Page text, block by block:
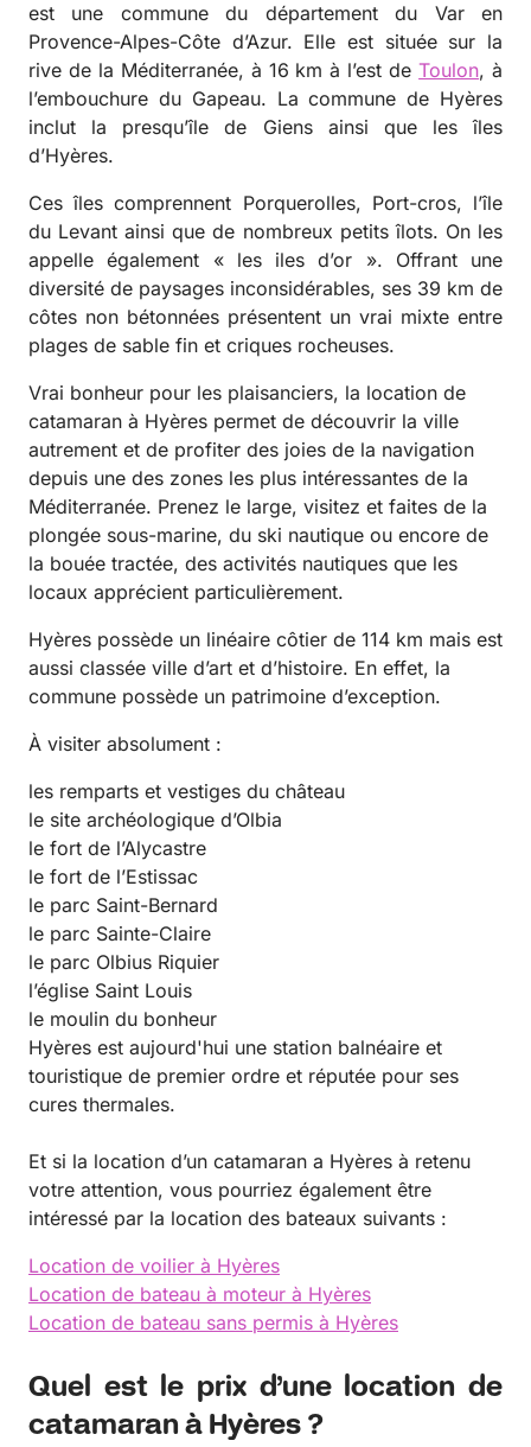
est une commune du département du Var en
Provence-Alpes-Côte d’Azur. Elle est située sur la
rive de la Méditerranée, à 16 km à l’est deToulon, à
l’embouchure du Gapeau. La commune de Hyères
inclut la presqu’île de Giens ainsi que les îles
d’Hyères.
Ces îles comprennent Porquerolles, Port-cros, l’île
du Levant ainsi que de nombreux petits îlots. On les
appelle également « les iles d’or ». Offrant une
diversité de paysages inconsidérables, ses 39 km de
côtes non bétonnées présentent un vrai mixte entre
plages de sable fin et criques rocheuses.
Vrai bonheur pour les plaisanciers, la location de
catamaran à Hyères permet de découvrir la ville
autrement et de profiter des joies de la navigation
depuis une des zones les plus intéressantes de la
Méditerranée. Prenez le large, visitez et faites de la
plongée sous-marine, du ski nautique ou encore de
la bouée tractée, des activités nautiques que les
locaux apprécient particulièrement.
Hyères possède un linéaire côtier de 114 km mais est
aussi classée ville d’art et d’histoire. En effet, la
commune possède un patrimoine d’exception.
À visiter absolument :
les remparts et vestiges du château
le site archéologique d’Olbia
le fort de l’Alycastre
le fort de l’Estissac
le parc Saint-Bernard
le parc Sainte-Claire
le parc Olbius Riquier
l’église Saint Louis
le moulin du bonheur
Hyères est aujourd'hui une station balnéaire et
touristique de premier ordre et réputée pour ses
cures thermales.
Et si la location d’un catamaran a Hyères à retenu
votre attention, vous pourriez également être
intéressé par la location des bateaux suivants :
Location de voilier à Hyères
Location de bateau à moteur à Hyères
Location de bateau sans permis à Hyères
Quel est le prix d’une location de
catamaran à Hyères ?